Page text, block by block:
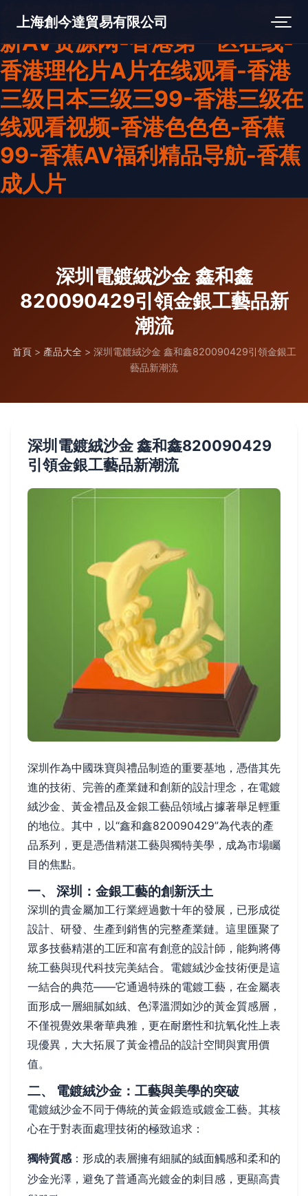
先锋资源比比窝窝全色-先锋最
新AV资源网-香港第一区在线-
香港理伦片A片在线观看-香港
三级日本三级三99-香港三级在
线观看视频-香港色色色-香蕉
99-香蕉AV福利精品导航-香蕉
成人片
上海創今達貿易有限公司
深圳電鍍絨沙金 鑫和鑫
820090429引領金銀工藝品新
潮流
首頁 > 產品大全 > 深圳電鍍絨沙金 鑫和鑫820090429引領金銀工
藝品新潮流
深圳電鍍絨沙金 鑫和鑫820090429
引領金銀工藝品新潮流
深圳作為中國珠寶與禮品制造的重要基地，憑借其先
進的技術、完善的產業鏈和創新的設計理念，在電鍍
絨沙金、黃金禮品及金銀工藝品領域占據著舉足輕重
的地位。其中，以“鑫和鑫820090429”為代表的產
品系列，更是憑借精湛工藝與獨特美學，成為市場矚
目的焦點。
一、 深圳：金銀工藝的創新沃土
深圳的貴金屬加工行業經過數十年的發展，已形成從
設計、研發、生產到銷售的完整產業鏈。這里匯聚了
眾多技藝精湛的工匠和富有創意的設計師，能夠將傳
統工藝與現代科技完美結合。電鍍絨沙金技術便是這
一結合的典范——它通過特殊的電鍍工藝，在金屬表
面形成一層細膩如絨、色澤溫潤如沙的黃金質感層，
不僅視覺效果奢華典雅，更在耐磨性和抗氧化性上表
現優異，大大拓展了黃金禮品的設計空間與實用價
值。
二、 電鍍絨沙金：工藝與美學的突破
電鍍絨沙金不同于傳統的黃金鍛造或鍍金工藝。其核
心在于對表面處理技術的極致追求：
獨特質感：形成的表層擁有細膩的絨面觸感和柔和的
沙金光澤，避免了普通高光鍍金的刺目感，更顯高貴